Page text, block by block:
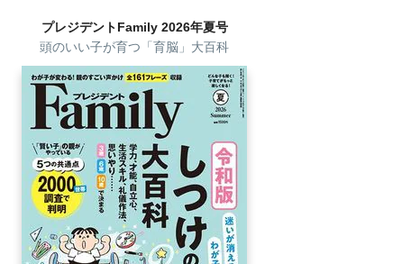
プレジデントFamily 2026年夏号
頭のいい子が育つ「育脳」大百科